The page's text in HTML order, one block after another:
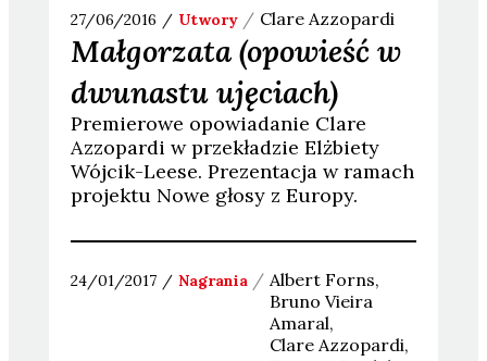
27/06/2016 Utwory ClareAzzopardi
Małgorzata (opowieść w
dwunastu ujęciach)
Premierowe opowiadanie Clare
Azzopardi w przekładzie Elżbiety
Wójcik-Leese. Prezentacja w ramach
projektu Nowe głosy z Europy.
24/01/2017 Nagrania AlbertForns
Bruno Vieira
Amaral
ClareAzzopardi